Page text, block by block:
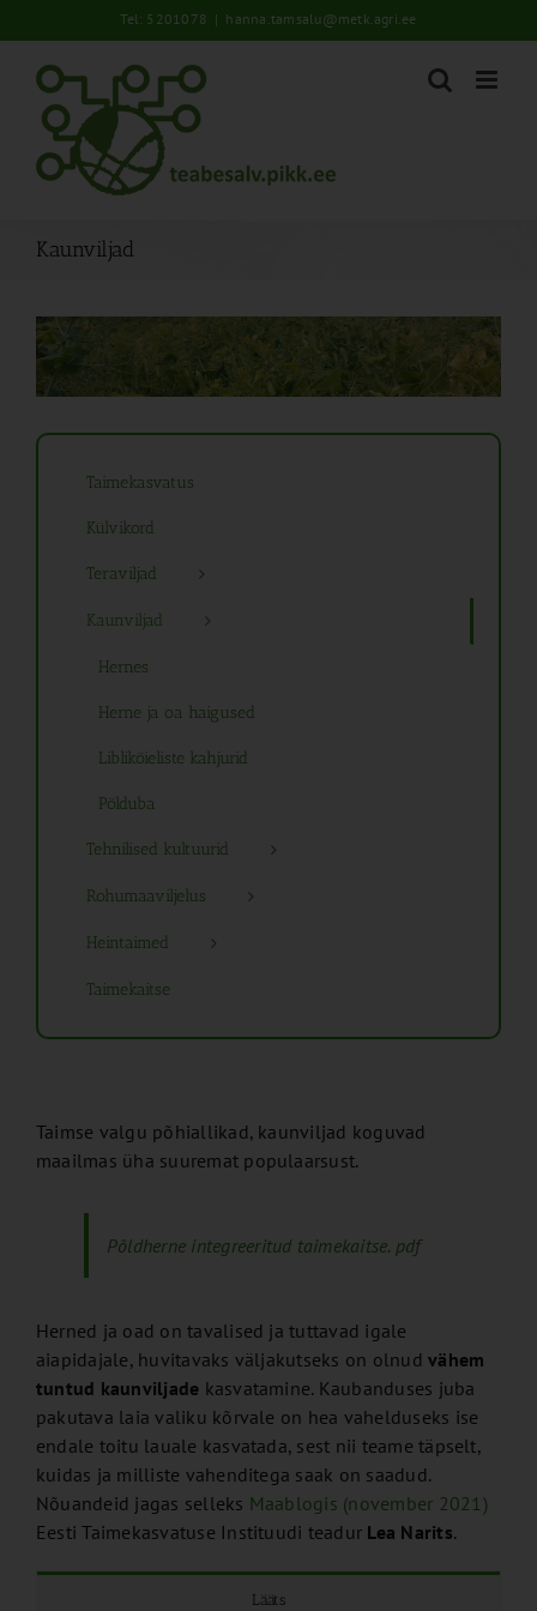
to
content
Tel: 5201078 | hanna.tamsalu@metk.agri.ee
Kaunviljad
Taimekasvatus
Külvikord
Teraviljad
Kaunviljad
Hernes
Herne ja oa haigused
Liblikõieliste kahjurid
Põlduba
Tehnilised kultuurid
Rohumaaviljelus
Heintaimed
Taimekaitse
Taimse valgu põhiallikad, kaunviljad koguvad
maailmas üha suuremat populaarsust.
Põldherne integreeritud taimekaitse. pdf
Herned ja oad on tavalised ja tuttavad igale
aiapidajale, huvitavaks väljakutseks on olnudvähem
tuntud kaunviljade kasvatamine. Kaubanduses juba
pakutava laia valiku kõrvale on hea vahelduseks ise
endale toitu lauale kasvatada, sest nii teame täpselt,
kuidas ja milliste vahenditega saak on saadud.
Nõuandeid jagas selleks Maablogis (november 2021)
Eesti Taimekasvatuse Instituudi teadur Lea Narits.
Lääts